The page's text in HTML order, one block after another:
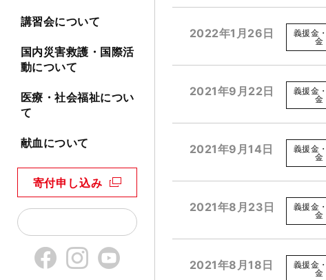
講習会について
国内災害救護・国際活
動について
医療・社会福祉につい
て
献血について
寄付申し込み
2022年1月26日
義援金
金
2021年9月22日
義援金
金
2021年9月14日
義援金
金
2021年8月23日
義援金
金
2021年8月18日
義援金
金